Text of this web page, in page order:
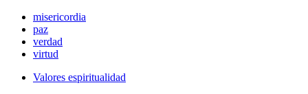
misericordia
paz
verdad
virtud
Valores espiritualidad